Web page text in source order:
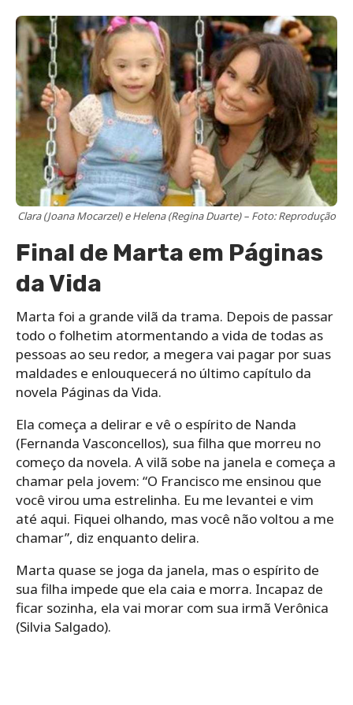
Clara (Joana Mocarzel) e Helena (Regina Duarte) – Foto: Reprodução
Final de Marta em Páginas
da Vida
Marta foi a grande vilã da trama. Depois de passar
todo o folhetim atormentando a vida de todas as
pessoas ao seu redor, a megera vai pagar por suas
maldades e enlouquecerá no último capítulo da
novela Páginas da Vida.
Ela começa a delirar e vê o espírito de Nanda
(Fernanda Vasconcellos), sua filha que morreu no
começo da novela. A vilã sobe na janela e começa a
chamar pela jovem: “O Francisco me ensinou que
você virou uma estrelinha. Eu me levantei e vim
até aqui. Fiquei olhando, mas você não voltou a me
chamar”, diz enquanto delira.
Marta quase se joga da janela, mas o espírito de
sua filha impede que ela caia e morra. Incapaz de
ficar sozinha, ela vai morar com sua irmã Verônica
(Silvia Salgado).